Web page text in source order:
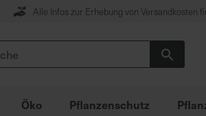
Alle Infos zur Erhebung von Versandkosten
Öko Pflanzenschutz